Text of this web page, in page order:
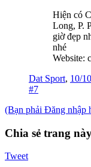
Hiện có
Long, P.
giờ đẹp
nhé
Website:
Dat Sport, 10/
#7
(Bạn phải Đăng nhập
Chia sẻ trang
Tweet